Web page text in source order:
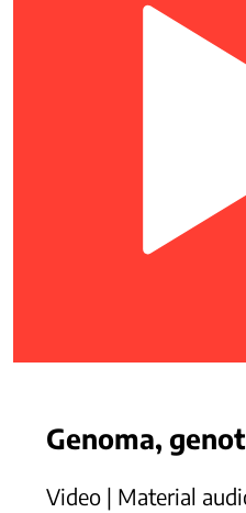
Genoma,
Video | Material